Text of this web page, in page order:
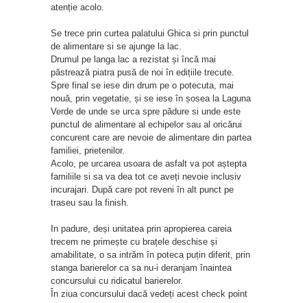
atenție acolo.
Se trece prin curtea palatului Ghica si prin punctul
de alimentare si se ajunge la lac.
Drumul pe langa lac a rezistat și încă mai
păstrează piatra pusă de noi în edițiile trecute.
Spre final se iese din drum pe o potecuta, mai
nouă, prin vegetatie, și se iese în șosea la Laguna
Verde de unde se urca spre pădure si unde este
punctul de alimentare al echipelor sau al oricărui
concurent care are nevoie de alimentare din partea
familiei, prietenilor.
Acolo, pe urcarea usoara de asfalt va pot aștepta
familiile si sa va dea tot ce aveți nevoie inclusiv
incurajari. După care pot reveni în alt punct pe
traseu sau la finish.
In padure, deși unitatea prin apropierea careia
trecem ne primește cu brațele deschise și
amabilitate, o sa intrăm în poteca puțin diferit, prin
stanga barierelor ca sa nu-i deranjam înaintea
concursului cu ridicatul barierelor.
În ziua concursului dacă vedeți acest check point